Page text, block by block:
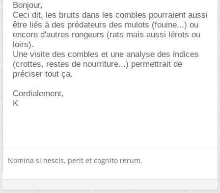
Bonjour,
Ceci dit, les bruits dans les combles pourraient aussi
être liés à des prédateurs des mulots (fouine...) ou
encore d'autres rongeurs (rats mais aussi lérots ou
loirs).
Une visite des combles et une analyse des indices
(crottes, restes de nourriture...) permettrait de
préciser tout ça.
Cordialement,
K
Nomina si nescis, perit et cognito rerum.